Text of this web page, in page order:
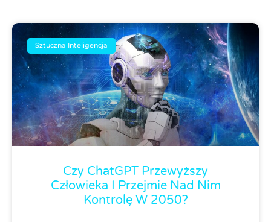
Sztuczna Inteligencja
Czy ChatGPT Przewyższy
Człowieka I Przejmie Nad Nim
Kontrolę W 2050?